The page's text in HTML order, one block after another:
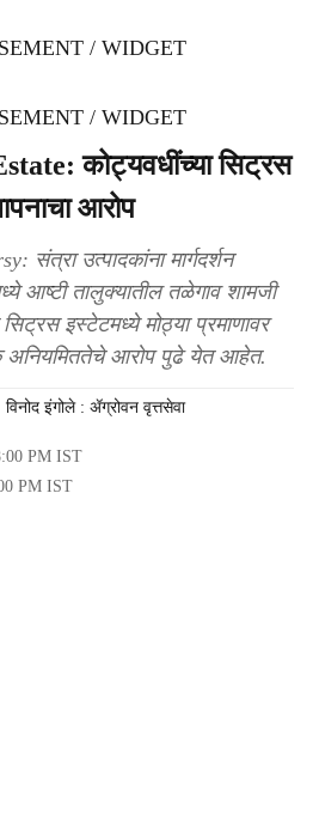
/ WIDGET
/ WIDGET
कोट्यवधींच्या सिट्रस
आरोप
संत्रा उत्पादकांना मार्गदर्शन
आष्टी तालुक्यातील तळेगाव शामजी
इस्टेटमध्ये मोठ्या प्रमाणावर
अनियमिततेचे आरोप पुढे येत आहेत.
विनोद इंगोले : ॲग्रोवन वृत्तसेवा
PM IST
PM IST